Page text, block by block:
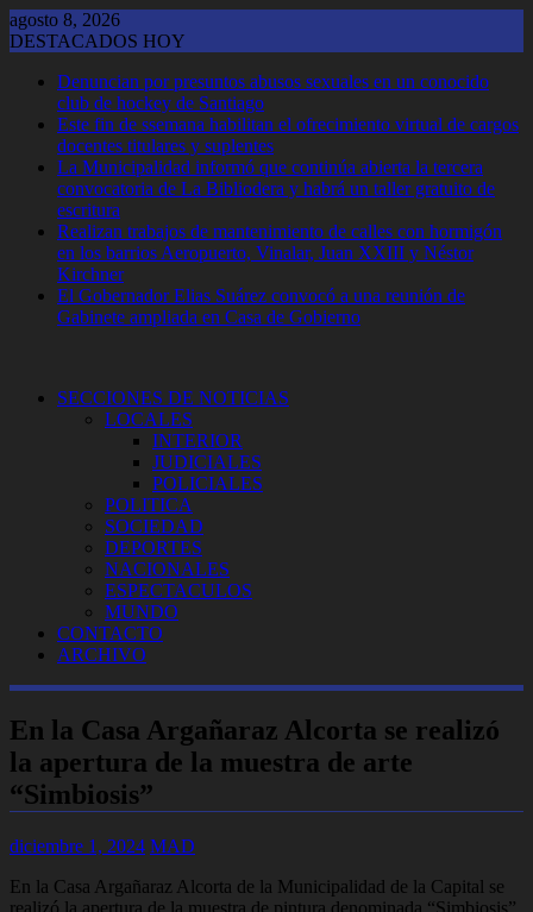
Saltar
al
agosto 8, 2026
DESTACADOS HOY
Denuncian por presuntos abusos sexuales en un conocido
club de hockey de Santiago
Este fin de ssemana habilitan el ofrecimiento virtual de cargos
docentes titulares y suplentes
La Municipalidad informó que continúa abierta la tercera
convocatoria de La Bibliodera y habrá un taller gratuito de
escritura
Realizan trabajos de mantenimiento de calles con hormigón
en los barrios Aeropuerto, Vinalar, Juan XXIII y Néstor
Kirchner
El Gobernador Elias Suárez convocó a una reunión de
Gabinete ampliada en Casa de Gobierno
SECCIONES DE NOTICIAS
LOCALES
INTERIOR
JUDICIALES
POLICIALES
POLITICA
SOCIEDAD
DEPORTES
NACIONALES
ESPECTACULOS
MUNDO
CONTACTO
ARCHIVO
En la Casa Argañaraz Alcorta se realizó
la apertura de la muestra de arte
“Simbiosis”
diciembre 1, 2024 MAD
En la Casa Argañaraz Alcorta de la Municipalidad de la Capital se
realizó la apertura de la muestra de pintura denominada “Simbiosis”